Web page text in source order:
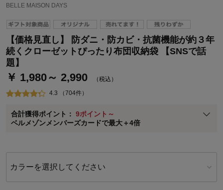
BELLE MAISON DAYS
【価格見直し】 防ダニ・防カビ・抗菌機能が約３年
続くクローゼットぴったり布団収納袋 【SNSで話
題】
￥ 1,980～ 2,990 （税込）
4.3 （704件）
合計獲得ポイント： 9ポイント～
ベルメゾンメンバーズカードで最大＋4倍
さらにポイント還元最大16倍！
ベルメゾンご優待サービスについて
ベルメゾン・ポイントについて
通常商品送料無料 返品引取無料（JCBのみ）
即時入会なら更に500円OFFクーポンプレゼント
※メンバーズカードの加算ポイントはステージ倍率適用前の基本ポイント
に対して適用されます。
カラーを選択してください